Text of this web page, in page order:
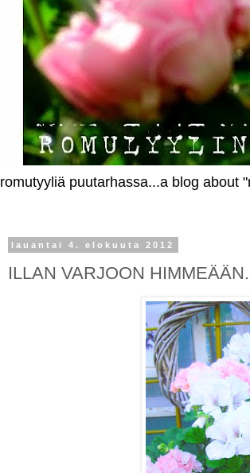
romutyyliä puutarhassa...a blog about
lauantai 4. elokuuta 2012
ILLAN VARJOON